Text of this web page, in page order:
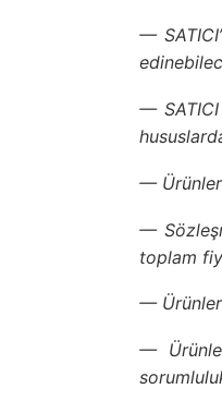
—
— SATICI
— Ürünler
—
toplam
—
—